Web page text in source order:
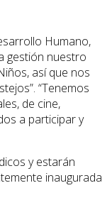
Humano,
gestión nuestro
así que nos
“Tenemos
de cine,
a participar y
y estarán
inaugurada